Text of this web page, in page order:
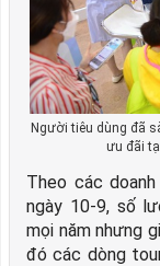
Người tiêu dùng đã
ưu đãi
Theo các
ngày 10-9, số
mọi năm nhưng
đó các dòng